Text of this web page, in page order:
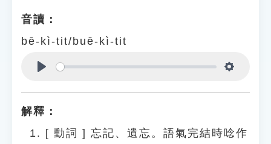
遊戲專區
貓頭鷹博士
音讀：
bē-kì-tit/buē-kì-tit
解釋：
[ 動詞 ] 忘記、遺忘。語氣完結時唸作